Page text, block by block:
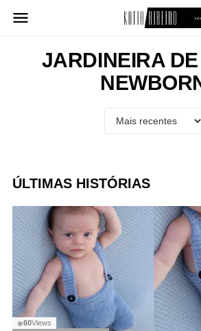
para
JARDINEIRA
ÚLTIMAS HISTÓRIAS
◉60Views